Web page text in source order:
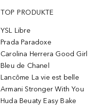
TOP PRODUKTE
YSL Libre
Prada Paradoxe
Carolina Herrera Good Girl
Bleu de Chanel
Lancôme La vie est belle
Armani Stronger With You
Huda Beuaty Easy Bake